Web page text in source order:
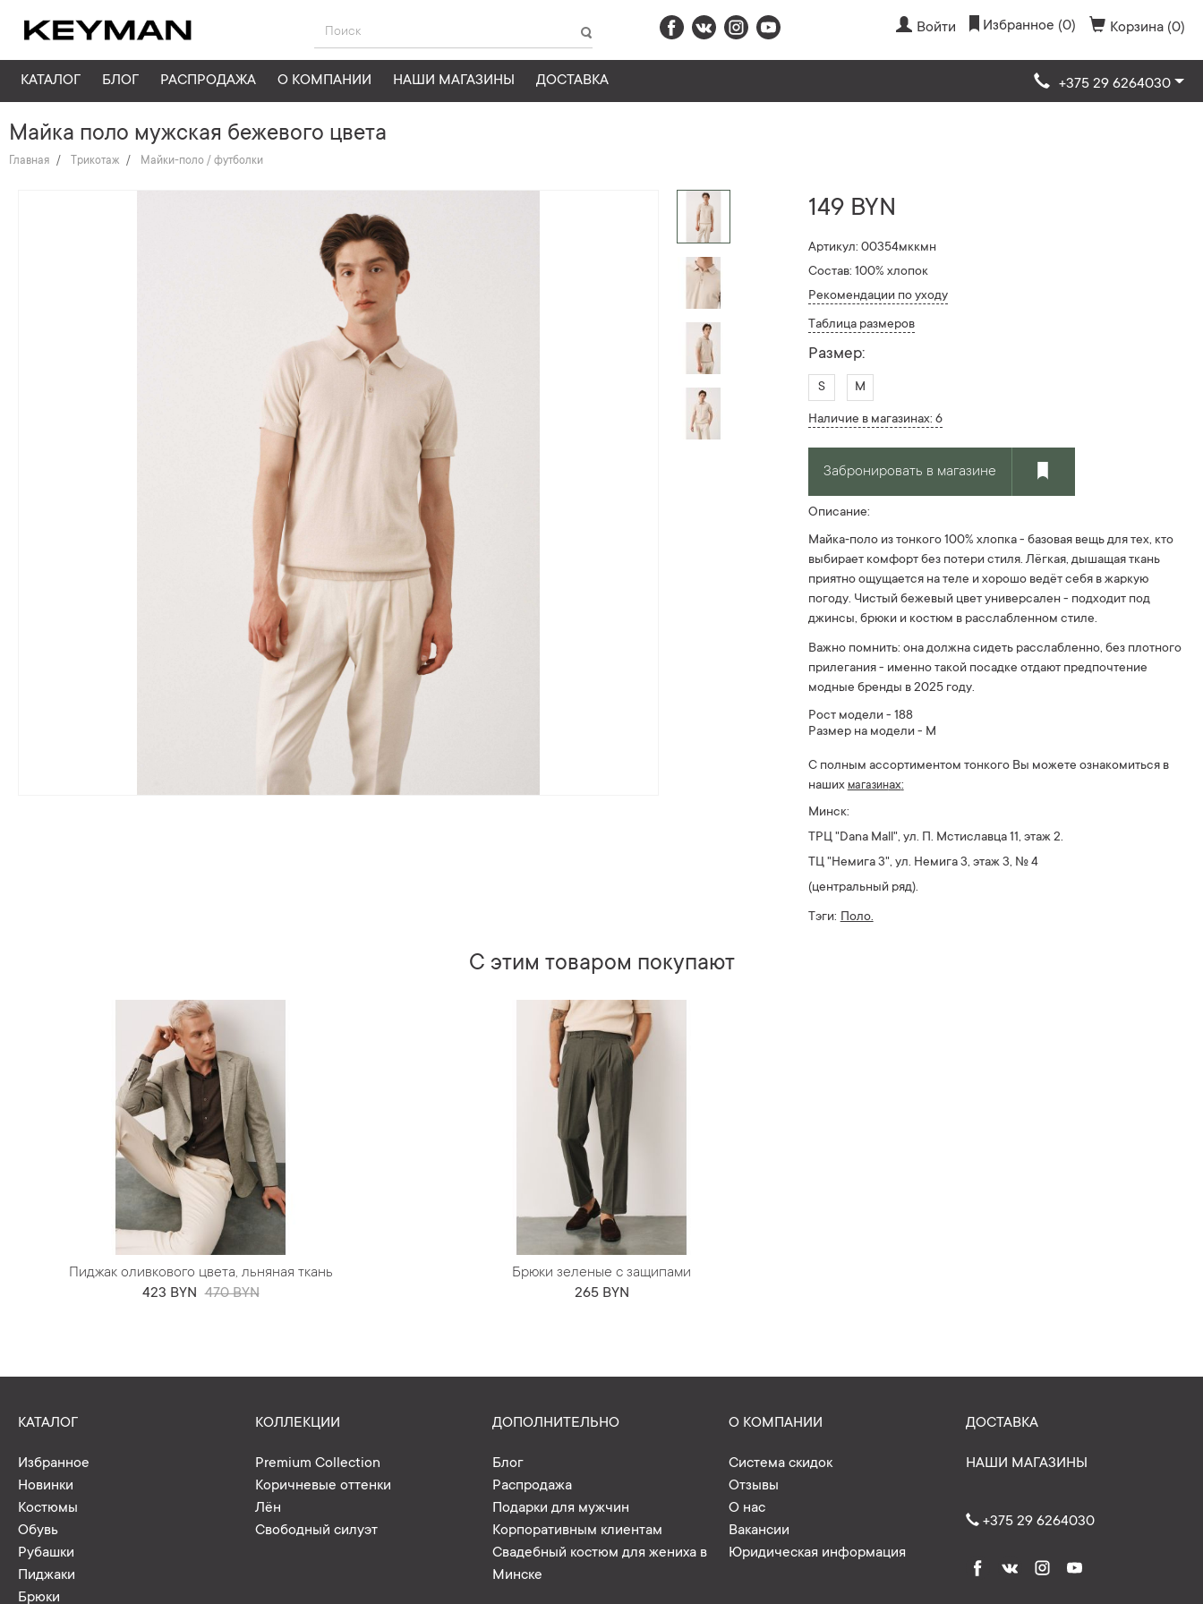
Войти Избранное (0) Корзина (0)
КАТАЛОГ О КОМПАНИИ НАШИ МАГАЗИНЫ ДОСТАВКА
РАСПРОДАЖА
БЛОГ +375 29 6264030
Майка поло мужская бежевого цвета
Главная Трикотаж Майки-поло / футболки
149 BYN
Артикул: 00354мккмн
Состав: 100% хлопок
Рекомендации по уходу
Таблица размеров
Размер:
S M
Наличие в магазинах: 6
Забронировать в магазине
Описание:
Майка‑поло из тонкого 100% хлопка - базовая вещь для тех, кто
выбирает комфорт без потери стиля. Лёгкая, дышащая ткань
приятно ощущается на теле и хорошо ведёт себя в жаркую
погоду. Чистый бежевый цвет универсален - подходит под
джинсы, брюки и костюм в расслабленном стиле.
Важно помнить: она должна сидеть расслабленно, без плотного
прилегания - именно такой посадке отдают предпочтение
модные бренды в 2025 году.
Рост модели - 188
Размер на модели - M
С полным ассортиментом тонкого Вы можете ознакомиться в
наших магазинах:
Минск:
ТРЦ "Dana Mall", ул. П. Мстиславца 11, этаж 2.
ТЦ "Немига 3", ул. Немига 3, этаж 3, № 4
(центральный ряд).
Тэги: Поло.
С этим товаром покупают
Пиджак оливкового цвета, льняная ткань
423 BYN 470 BYN
Брюки зеленые с защипами
265 BYN
КАТАЛОГ
Избранное
Новинки
Костюмы
Обувь
Рубашки
Пиджаки
Брюки
КОЛЛЕКЦИИ
Premium Collection
Коричневые оттенки
Лён
Свободный силуэт
ДОПОЛНИТЕЛЬНО
Блог
Распродажа
Подарки для мужчин
Корпоративным клиентам
Свадебный костюм для жениха в
Минске
О КОМПАНИИ
Система скидок
Отзывы
О нас
Вакансии
Юридическая информация
ДОСТАВКА
НАШИ МАГАЗИНЫ
+375 29 6264030